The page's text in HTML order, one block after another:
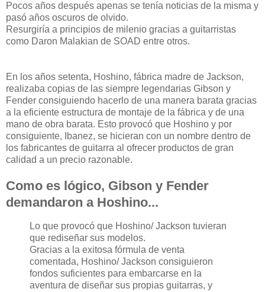
Pocos años después apenas se tenía noticias de la misma y
pasó años oscuros de olvido.
Resurgiría a principios de milenio gracias a guitarristas
como Daron Malakian de SOAD entre otros.
En los años setenta, Hoshino, fábrica madre de Jackson,
realizaba copias de las siempre legendarias Gibson y
Fender consiguiendo hacerlo de una manera barata gracias
a la eficiente estructura de montaje de la fábrica y de una
mano de obra barata. Esto provocó que Hoshino y por
consiguiente, Ibanez, se hicieran con un nombre dentro de
los fabricantes de guitarra al ofrecer productos de gran
calidad a un precio razonable.
Como es lógico, Gibson y Fender
demandaron a Hoshino...
Lo que provocó que Hoshino/ Jackson tuvieran
que rediseñar sus modelos.
Gracias a la exitosa fórmula de venta
comentada, Hoshino/ Jackson consiguieron
fondos suficientes para embarcarse en la
aventura de diseñar sus propias guitarras, y